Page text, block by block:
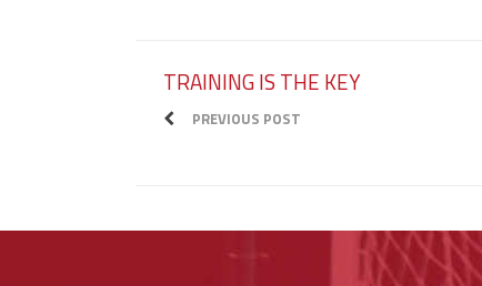
TRAINING IS THE KEY
PREVIOUS POST